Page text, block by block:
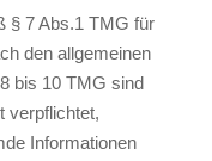
§ 7 Abs.1 TMG für
den allgemeinen
bis 10 TMG sind
verpflichtet,
Informationen